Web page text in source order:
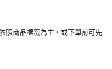
照商品標籤為主，或下單前可先